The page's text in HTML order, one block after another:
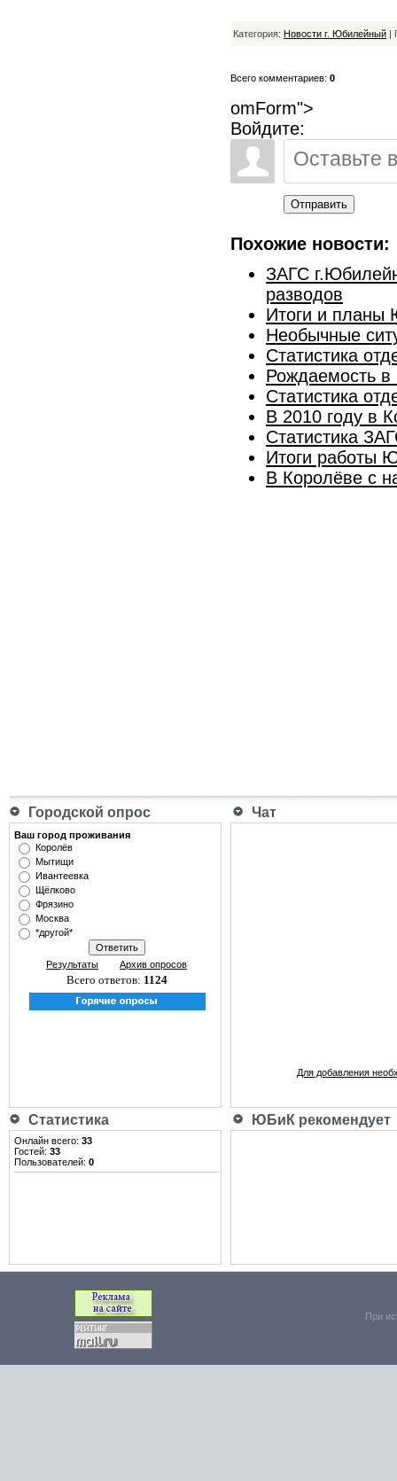
Категория: Новости г. Юбилейный |
Всего комментариев: 0
omForm">
Войдите:
Отправить
Похожие новости:
ЗАГС
разводов
Итоги и планы
Необычные
Статистика
Рождаемость в
Статистика
В 2010 году в
Статистика
Итоги работы
В Королёве с
Городской опрос Чат
Ваш город проживания
Королёв
Мытищи
Ивантеевка
Щёлково
Фрязино
Москва
*другой*
Результаты Архив опросов
Всего ответов: 1124
Для добавления
Статистика ЮБиК рекомендует
Онлайн всего: 33
Гостей: 33
Пользователей: 0
При